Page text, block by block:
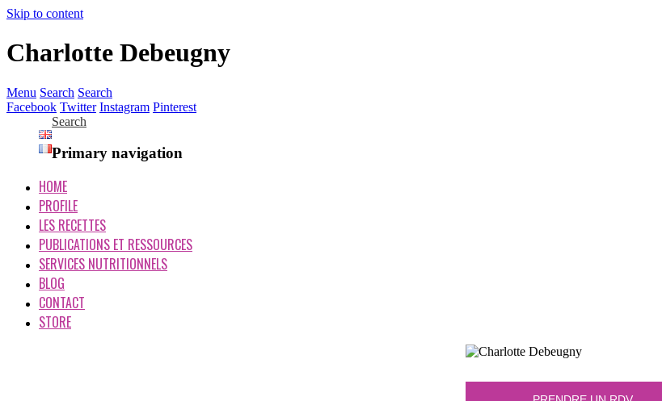
Skip to content
Charlotte Debeugny
Menu Search Search
Facebook Twitter Instagram Pinterest
Search
Primary navigation
HOME
PROFILE
LES RECETTES
PUBLICATIONS ET RESSOURCES
SERVICES NUTRITIONNELS
BLOG
CONTACT
STORE